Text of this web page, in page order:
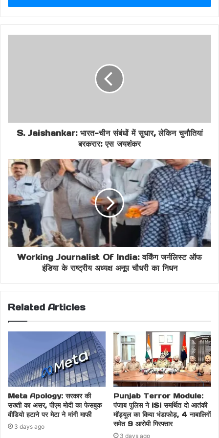
Jharkhand BJP Jharkhand Crime News
Kanke Shooting
Law And Order Jharkhand
Political Violence Ranchi Bandh
Shooting Incident
S. Jaishankar: भारत-चीन संबंधों में सुधार, लेकिन चुनौतियां
बरकरार: एस जयशंकर
Working Journalist Of India: वर्किंग जर्नलिस्ट ऑफ
इंडिया के राष्ट्रीय अध्यक्ष अनूप चौधरी का निधन
Related Articles
Meta Apology: सरकार की
सख्ती का असर, पीएम मोदी का फेसबुक
वीडियो हटाने पर मेटा ने मांगी माफी
3 days ago
Punjab Terror Module:
पंजाब पुलिस ने ISI समर्थित दो आतंकी
मॉड्यूल का किया भंडाफोड़, 4 नाबालिगों
समेत 9 आरोपी गिरफ्तार
3 days ago